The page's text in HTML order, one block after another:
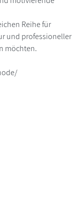
Reihe für
und professioneller
möchten.